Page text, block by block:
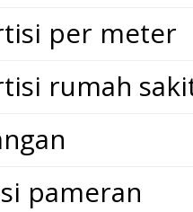
per meter
rumah
pameran